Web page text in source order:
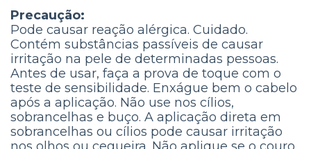
Precaução:
Pode causar reação alérgica. Cuidado.
Contém substâncias passíveis de causar
irritação na pele de determinadas pessoas.
Antes de usar, faça a prova de toque com o
teste de sensibilidade. Enxágue bem o cabelo
após a aplicação. Não use nos cílios,
sobrancelhas e buço. A aplicação direta em
sobrancelhas ou cílios pode causar irritação